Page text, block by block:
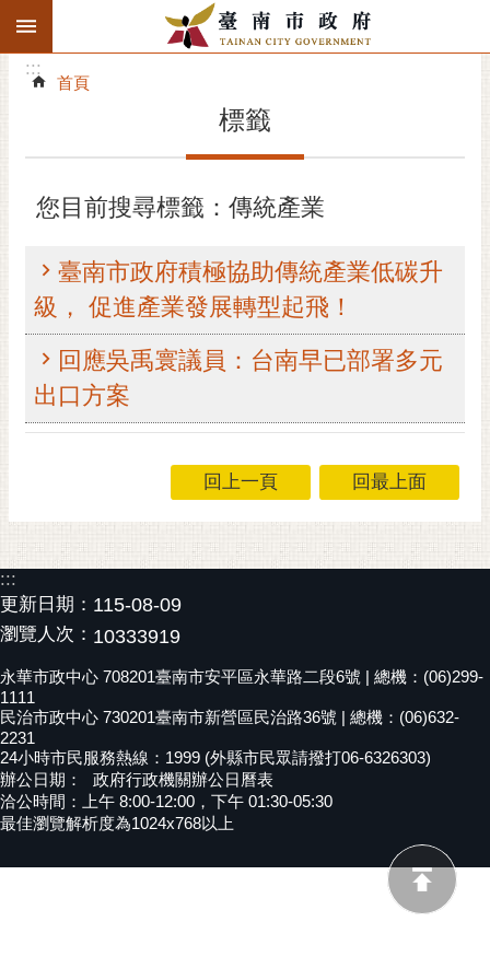
跳到主要內容區塊
搜
階
精彩府城
市府團隊
主題服務
市政資訊
黃
偉
哲
螢
光
泉
桐
花
祭
網
:::
:::
首頁
標籤
您目前搜尋標籤：傳統產業
臺南市政府積極協助傳統產業低碳升
級， 促進產業發展轉型起飛！
回應吳禹寰議員：台南早已部署多元
出口方案
回上一頁 回最上面
:::
更新日期： 115-08-09
瀏覽人次： 10333919
永華市政中心 708201臺南市安平區永華路二段6號 | 總機：(06)299-
1111
民治市政中心 730201臺南市新營區民治路36號 | 總機：(06)632-
2231
24小時市民服務熱線：1999 (外縣市民眾請撥打06-6326303)
辦公日期：
政府行政機關辦公日曆表
洽公時間：上午 8:00-12:00，下午 01:30-05:30
最佳瀏覽解析度為1024x768以上